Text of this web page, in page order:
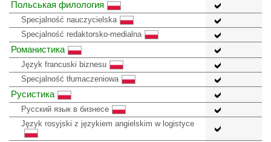
Польськая филология
Specjalność nauczycielska
Specjalność redaktorsko-medialna
Романистика
Język francuski biznesu
Specjalność tłumaczeniowa
Русистика
Русский язык в бизнесе
Język rosyjski z językiem angielskim w logistyce